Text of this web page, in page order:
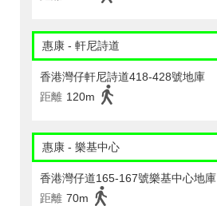
惠康 - 軒尼詩道
香港灣仔軒尼詩道418-428號地庫
距離 120m
惠康 - 樂基中心
香港灣仔道165-167號樂基中心地庫
距離 70m